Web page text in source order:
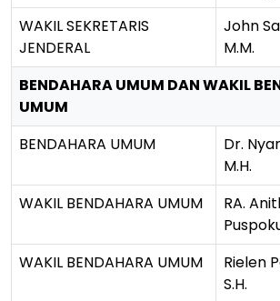
WAKIL SEKRETARIS
JENDERAL
John
M.M.
BENDAHARA UMUM DAN WAKIL
UMUM
BENDAHARA UMUM
Dr.
M.H.
WAKIL BENDAHARA UMUM
RA.
WAKIL BENDAHARA UMUM
Rielen
S.H.